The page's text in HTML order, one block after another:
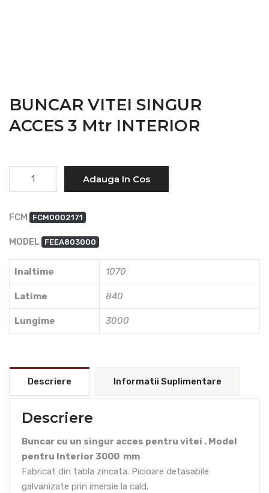
BUNCAR VITEI SINGUR
ACCES 3 Mtr INTERIOR
Cantitate
Adauga In Cos
FCM FCM0002171
MODEL FEEA803000
Inaltime 1070
Latime 840
Lungime 3000
Descriere Informatii Suplimentare
Descriere
Buncar cu un singur acces pentru vitei . Model
pentru Interior 3000 mm
Fabricat din tabla zincata. Picioare detasabile
galvanizate prin imersie la cald.